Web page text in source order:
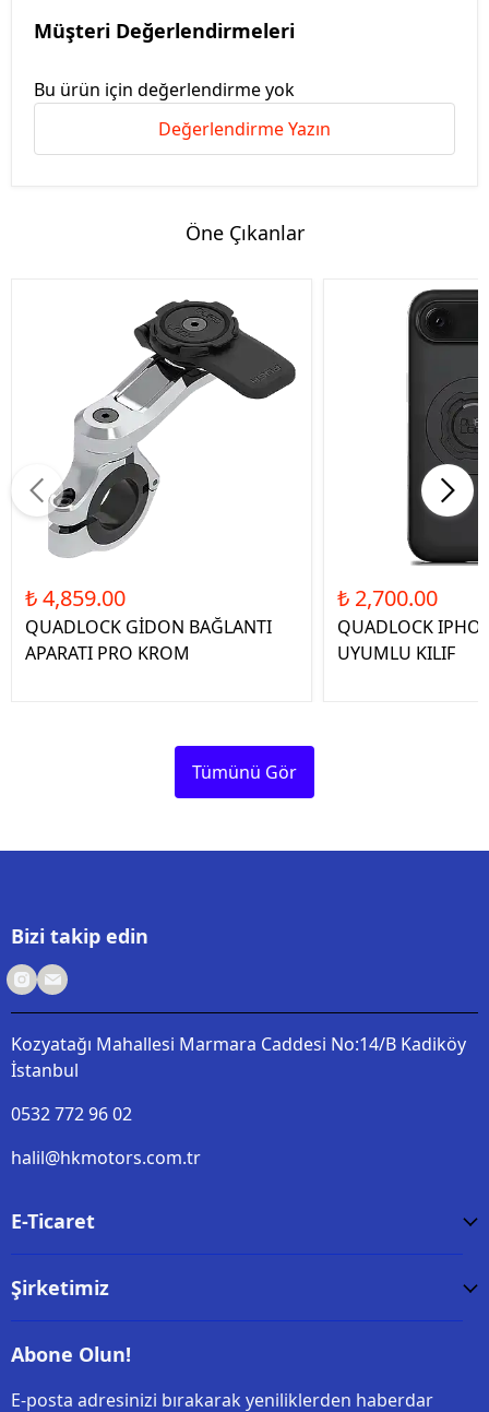
Müşteri Değerlendirmeleri
Bu ürün için değerlendirme yok
Değerlendirme Yazın
Öne Çıkanlar
₺ 4,859.00
QUADLOCK GİDON BAĞLANTI
APARATI PRO KROM
₺ 2,700.00
QUADLOCK
UYUMLU KILIF
Tümünü Gör
Bizi takip edin
Kozyatağı Mahallesi Marmara Caddesi No:14/B Kadiköy
İstanbul
0532 772 96 02
halil@hkmotors.com.tr
E-Ticaret
Şirketimiz
Abone Olun!
E-posta adresinizi bırakarak yeniliklerden haberdar